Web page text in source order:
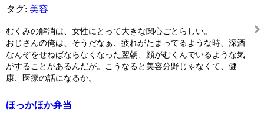
タグ: 美容
むくみの解消は、女性にとって大きな関心ごとらしい。
おじさんの俺は、そうだなぁ、疲れがたまってるような時、深酒
なんぞをせねばならなくなった翌朝、顔がむくんでいるような気
がすることがあるんだが。こうなると美容分野じゃなくて、健
康、医療の話になるか。
ほっかほか弁当